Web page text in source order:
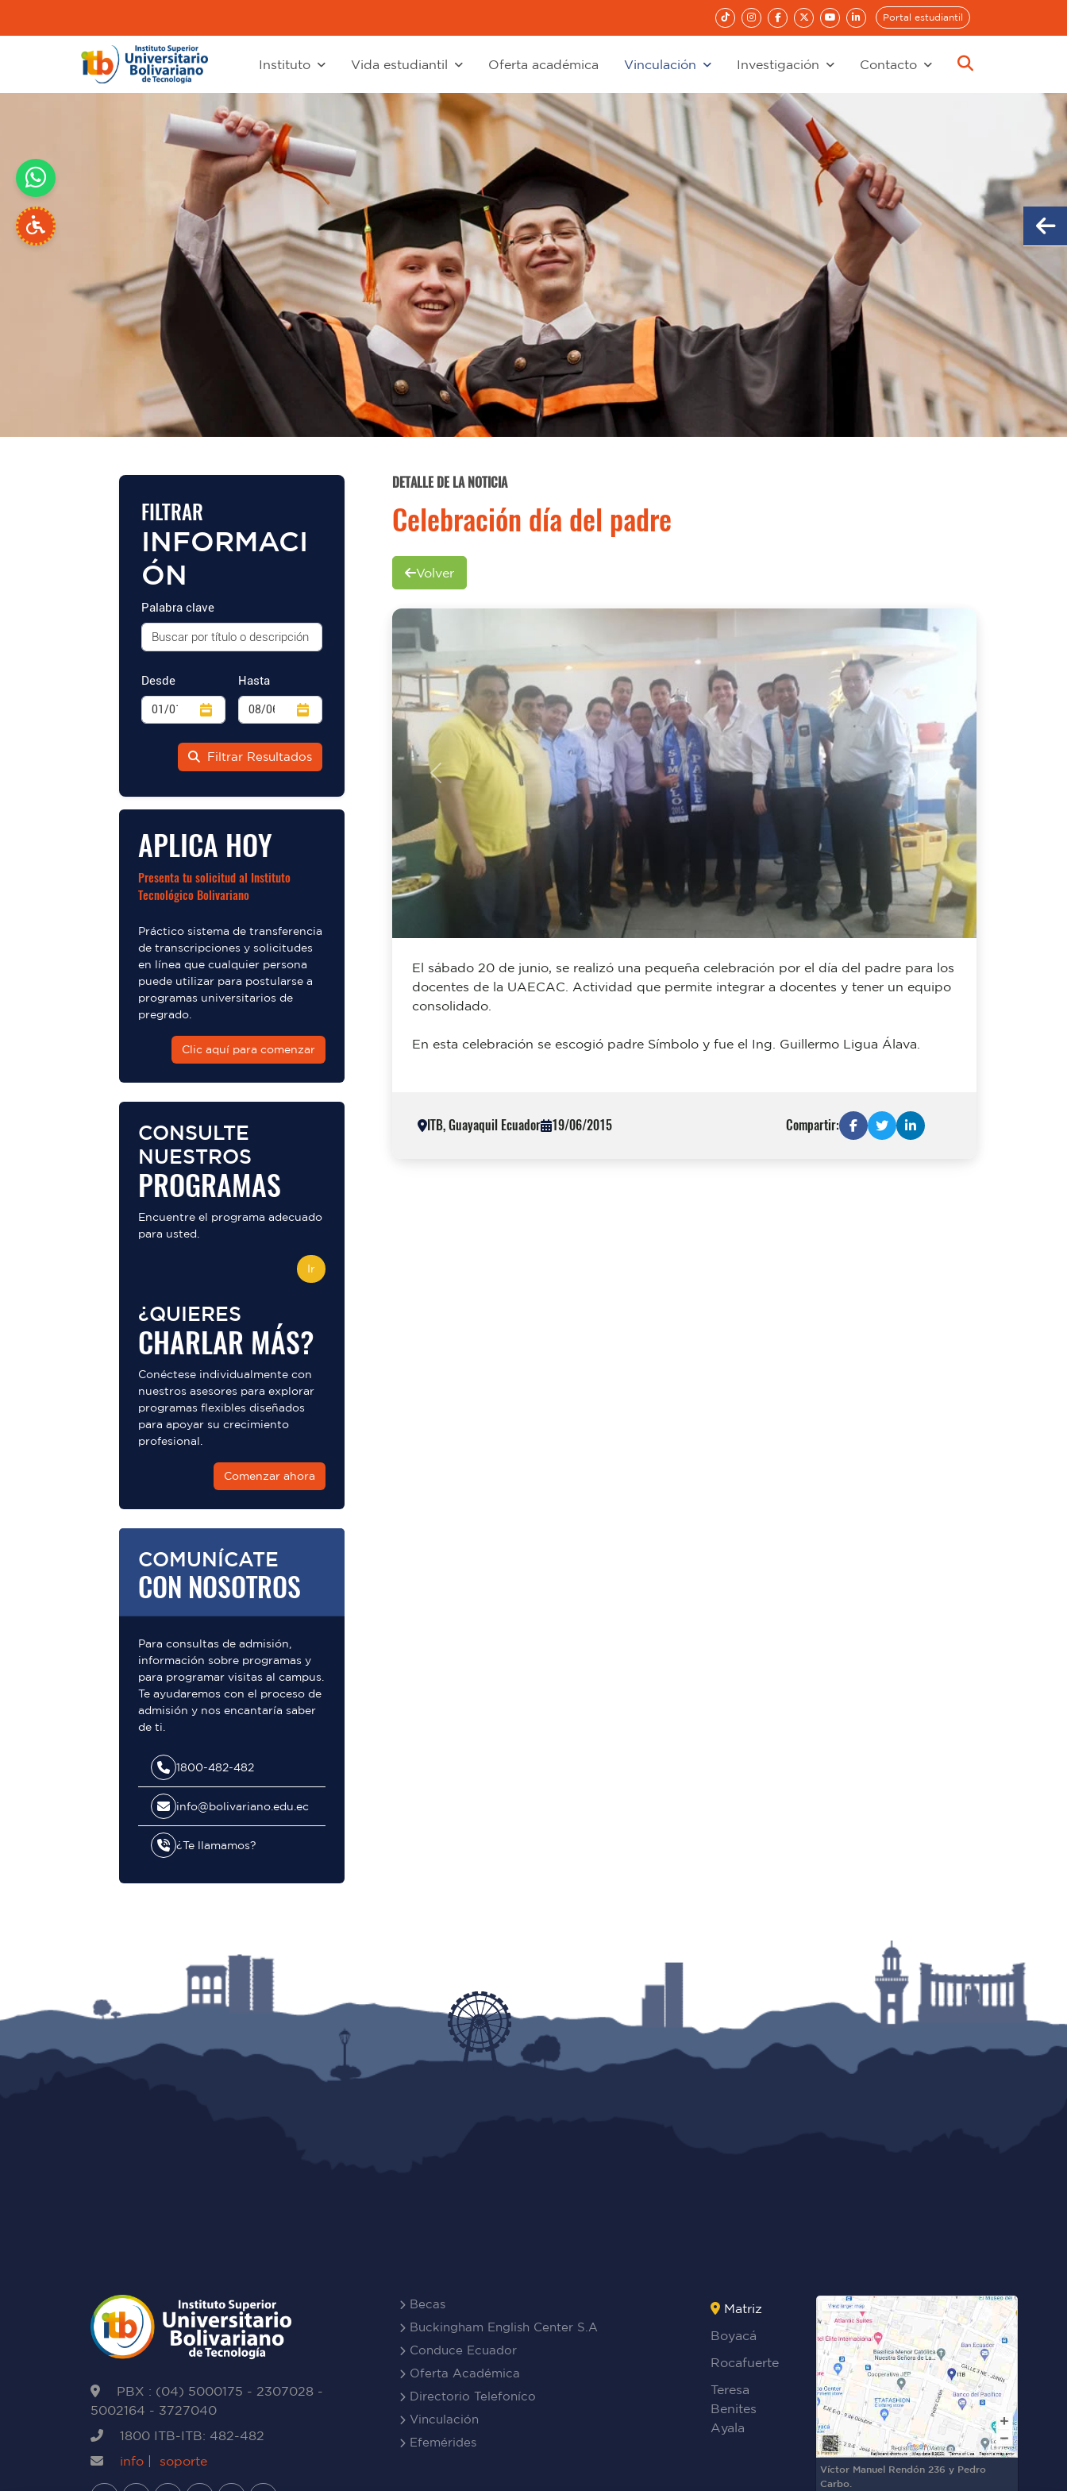
Portal estudiantil
Instituto Vida estudiantil Oferta académica Vinculación Investigación Contacto
FILTRAR
INFORMACI
ÓN
Palabra clave
Desde Hasta
Filtrar Resultados
APLICA HOY
Presenta tu solicitud al Instituto
Tecnológico Bolivariano
Práctico sistema de transferencia
de transcripciones y solicitudes
en línea que cualquier persona
puede utilizar para postularse a
programas universitarios de
pregrado.
Clic aquí para comenzar
CONSULTE
NUESTROS
PROGRAMAS
Encuentre el programa adecuado
para usted.
Ir
¿QUIERES
CHARLAR MÁS?
Conéctese individualmente con
nuestros asesores para explorar
programas flexibles diseñados
para apoyar su crecimiento
profesional.
Comenzar ahora
COMUNÍCATE
CON NOSOTROS
Para consultas de admisión,
información sobre programas y
para programar visitas al campus.
Te ayudaremos con el proceso de
admisión y nos encantaría saber
de ti.
1800-482-482
info@bolivariano.edu.ec
¿Te llamamos?
DETALLE DE LA NOTICIA
Celebración día del padre
Volver
Previous Next
El sábado 20 de junio, se realizó una pequeña celebración por el día del padre para los
docentes de la UAECAC. Actividad que permite integrar a docentes y tener un equipo
consolidado.
En esta celebración se escogió padre Símbolo y fue el Ing. Guillermo Ligua Álava.
ITB, Guayaquil Ecuador 19/06/2015 Compartir:
PBX : (04) 5000175 - 2307028 -
5002164 - 3727040
1800 ITB-ITB: 482-482
info
soporte
Becas
Buckingham English Center S.A
Conduce Ecuador
Oferta Académica
Directorio Telefoníco
Vinculación
Efemérides
Matriz
Boyacá
Rocafuerte
Teresa
Benites
Ayala
Víctor Manuel Rendón 236 y Pedro
Carbo.